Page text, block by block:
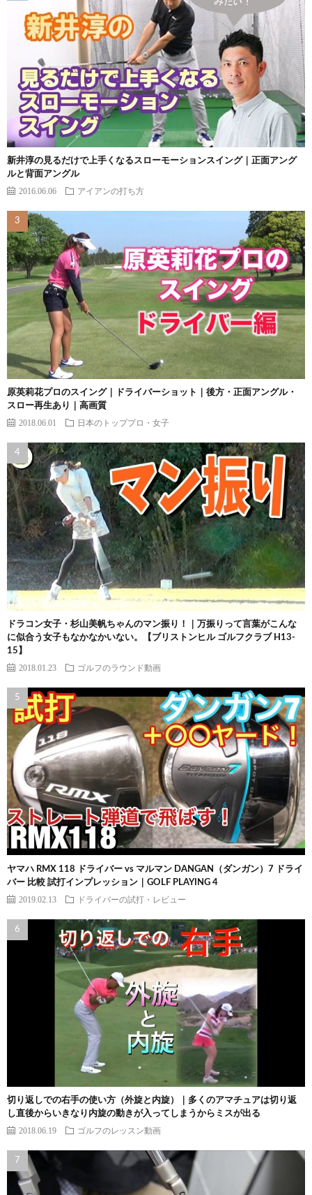
新井淳の見るだけで上手くなるスローモーションスイング｜正面アング
ルと背面アングル
2016.06.06 アイアンの打ち方
原英莉花プロのスイング｜ドライバーショット｜後方・正面アングル・
スロー再生あり｜高画質
2018.06.01 日本のトッププロ・女子
ドラコン女子・杉山美帆ちゃんのマン振り！｜万振りって言葉がこんな
に似合う女子もなかなかいない。【ブリストンヒル ゴルフクラブ H13-
15】
2018.01.23 ゴルフのラウンド動画
ヤマハ RMX 118 ドライバー vs マルマン DANGAN（ダンガン）7 ドライ
バー 比較 試打インプレッション｜GOLF PLAYING 4
2019.02.13 ドライバーの試打・レビュー
切り返しでの右手の使い方（外旋と内旋）｜多くのアマチュアは切り返
し直後からいきなり内旋の動きが入ってしまうからミスが出る
2018.06.19 ゴルフのレッスン動画